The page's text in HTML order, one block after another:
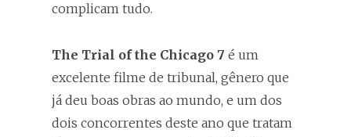
complicam tudo.
The Trial of the Chicago 7 é um
excelente filme de tribunal, gênero que
já deu boas obras ao mundo, e um dos
dois concorrentes deste ano que tratam